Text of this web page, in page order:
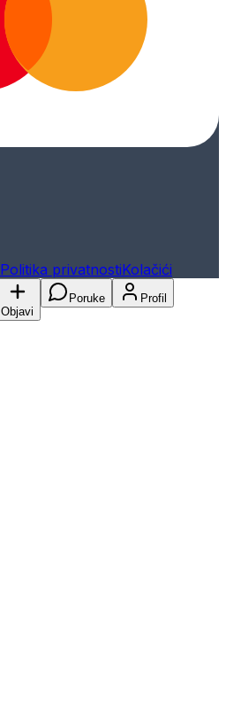
Politika privatnostiKolačići
Objavi
Poruke Profil